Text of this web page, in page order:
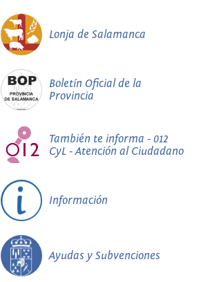
Lonja de Salamanca
Boletín Oficial de la
Provincia
También te informa - 012
CyL - Atención al Ciudadano
Información
Ayudas y Subvenciones